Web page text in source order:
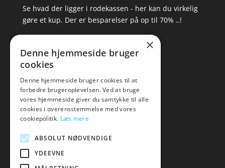
Se hvad der ligger i rodekassen - her kan du virkelig
gøre et kup. Der er besparelser på op til 70% ..!
Tlf: 7876 8672
Mail: hej@amare.dk
×
Denne hjemmeside bruger
cookies
Denne hjemmeside bruger cookies til at
forbedre brugeroplevelsen. Ved at bruge
vores hjemmeside giver du samtykke til alle
cookies i overensstemmelse med vores
cookiepolitik. Læs mere
ABSOLUT NØDVENDIGE
YDEEVNE